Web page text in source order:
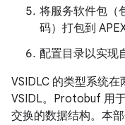
将服务软件包（
码）打包到
配置目录以实现
VSIDLC 的类型系统
VSIDL。Protobuf 用
交换的数据结构。本